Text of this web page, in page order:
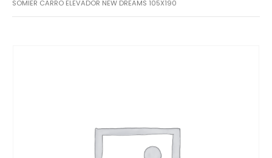
SOMIER CARRO ELEVADOR NEW DREAMS 105X190